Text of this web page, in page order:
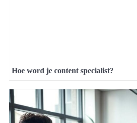
Hoe word je content specialist?